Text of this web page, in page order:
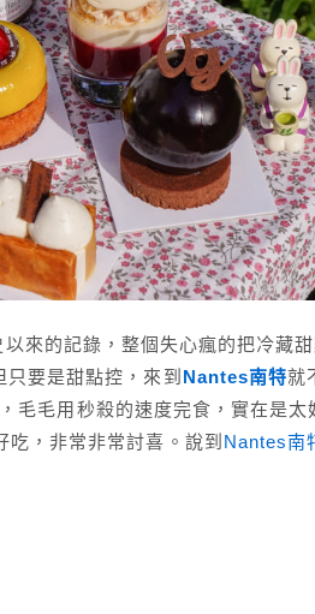
來的記錄，整個失心瘋的把冷藏
要是甜點控，來到 Nantes南特就
，毛毛用秒殺的速度完食，實在是太
，非常非常討喜。說到 Nantes南